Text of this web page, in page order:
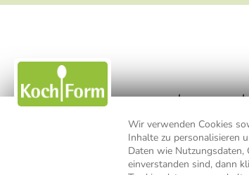
Wir verwenden Cookies
Inhalte zu personalisieren
Daten wie
einverstanden sind, dann
Impressum
* Alle